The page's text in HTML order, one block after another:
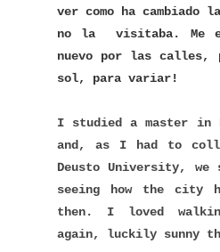
ver como ha cambiado
no la visitaba. Me
nuevo por las calles,
sol, para variar!
I studied a master in
and, as I had to
Deusto University, we
seeing how the city
then. I loved
again, luckily sunny